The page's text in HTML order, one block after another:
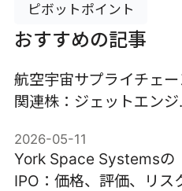
ピボットポイント
おすすめの記事
航空宇宙サプライチェー
関連株：ジェットエンジ
トを牽引する理由
2026-05-11
York Space Systemsの
IPO：価格、評価、リス